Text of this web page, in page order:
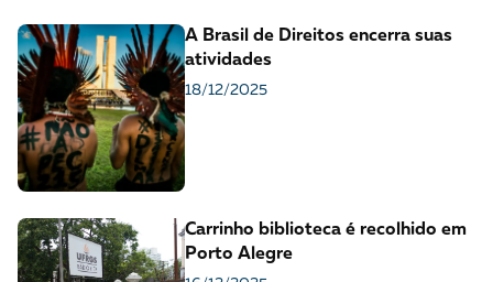
A Brasil de Direitos encerra suas
atividades
18/12/2025
Carrinho biblioteca é recolhido em
Porto Alegre